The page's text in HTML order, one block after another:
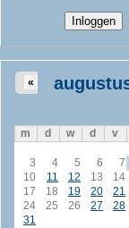
«
m d w d v
3
4 5 6 7
10
11 12 13 14
17
18 19 20 21
24
25 26 27 28
31